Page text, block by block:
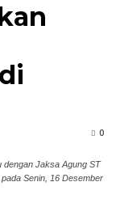
0
dengan Jaksa Agung ST
Senin, 16 Desember